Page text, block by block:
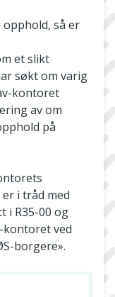
så er
et slikt
søkt om varig
kontoret
av om
på
i tråd med
i R35-00 og
kontoret ved
borgere».